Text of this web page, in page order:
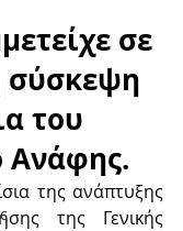
σε
σύσκεψη
του
Ανάφης.
της ανάπτυξης
της Γενικής